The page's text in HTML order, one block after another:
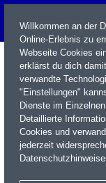
Name / WKN / ISIN /
Willkommen an der
Online-Erlebnis zu
Webseite Cookies
erklärst du dich
verwandte
"Einstellungen"
Dienste im
Detaillierte
Cookies und
jederzeit